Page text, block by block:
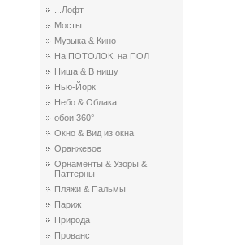
...Лофт
Мосты
Музыка & Кино
На ПОТОЛОК. на ПОЛ
Ниша & В нишу
Нью-Йорк
Небо & Облака
обои 360°
Окно & Вид из окна
Оранжевое
Орнаменты & Узоры &
Паттерны
Пляжи & Пальмы
Париж
Природа
Прованс